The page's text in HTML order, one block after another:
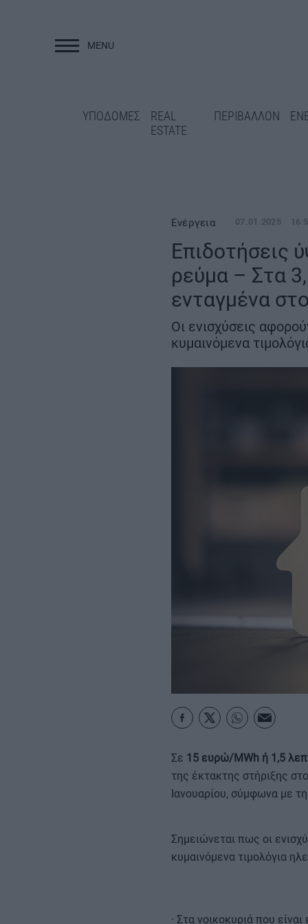
MENU
ΥΠΟΔΟΜΕΣ
REAL
ESTATE
ΠΕΡΙΒΑΛΛΟΝ
ΥΠΟΔΟΜΕΣ
«Πράσινο φως» σε 1,86 εκατ.
θωράκισης του Οδοντωτού –
Digital Twins και αισθητήρες
Στο 98% η
σιδηροτροχιών
2 και 3 –
μήνες νωρίτερα
ΜΕΤΑΦΟΡΕΣ -
MY PROPERTY
Ενέργεια 07.01.2025
Επιδοτήσεις
ρεύμα – Στα
ενταγμένα
Οι ενισχύσεις
κυμαινόμενα
Σε 15 ευρώ/MWh ή 1,5
της έκτακτης στήριξης
Ιανουαρίου, σύμφωνα με
Σημειώνεται πως οι
κυμαινόμενα τιμολόγια
· Στα νοικοκυριά που